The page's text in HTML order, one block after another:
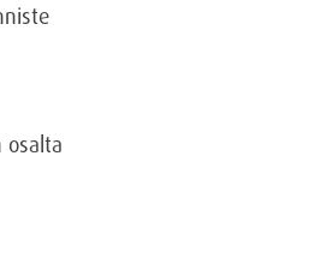
osalta